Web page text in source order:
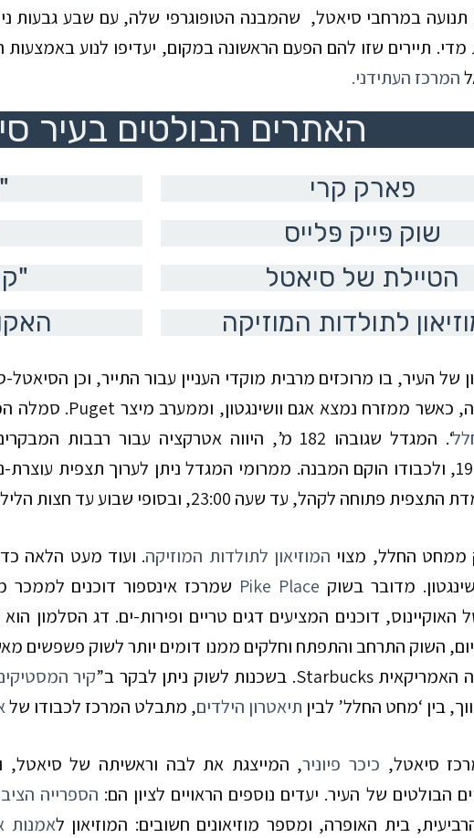
במרחבי סיאטל, שהמבנה הטופוגרפי שלה, עם שבע גבעות
תיירים שזו להם הפעם הראשונה במקום, יעדיפו לנוע
המרכז העתידני.
האתרים הבולטים בעיר
"מחט החלל"
פארק קרי
שוק פּייק פּלייס
"קיר המסטיקים"
הטיילת של סיאטל
לתולדות המוזיקה
של העיר, בו מרוכזים מרבית מוקדי העניין עבור התייר, וכן
כאשר ממזרח נמצא אגם וושינגטון, וממערב מיצר Puget. סמלה
‘. המגדל שגובהו 182 מ’, היווה אטרקציה עבור רבבות
, ולכבודו הוקם המבנה. ממרומי המגדל ניתן לערוך תצפית עוצרת-
התצפית פתוחה לקהל, עד שעה 23:00, ובסופי שבוע עד חצות
ממחט החלל, מצוי המוזיאון לתולדות המוזיקה. ועוד מעט הלאה
מדובר בשוק Pike Place שמרכז אינספור דוכנים לממכר
האוקיינוס, דוכנים המציעים דגים טריים ופירות-ים. דג הסלמון
השוק התרחב והתפתח וחלקים ממנו דומים יותר לשוק פשפשים
האמריקאיתStarbucks. בשכנות לשוק ניתן לבקר ב”קיר
בין ‘מחט החלל’ לבין תיאטרון הילדים, מתבלט המרכז לכבודו של
סיאטל, כיכר פיוניר, המייצגת את לבה וראשיתה של סיאטל,
הבולטים של העיר. יעדים נוספים הראויים לציון הם: הספרייה
בית האופרה, ומספר מוזיאונים חשובים: המוזיאון לאמנות